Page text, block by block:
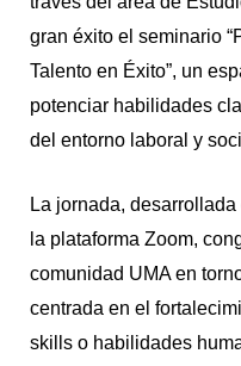
gran éxito el seminario
Talento en Éxito”, un
potenciar habilidades
del entorno laboral y
La jornada,
la plataforma Zoom,
comunidad UMA en
centrada en el
skills o habilidades